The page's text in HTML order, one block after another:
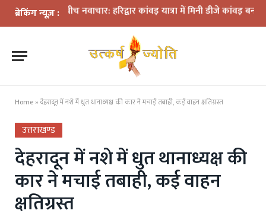
ब्रेकिंग न्यूज़ :
के बीच नवाचार: हरिद्वार कांवड़ यात्रा में मिनी डीजे कांवड़ बना आकर्षण
Home »देहरादून में नशे में धुत थानाध्यक्ष की कार ने मचाई तबाही, कई वाहन क्षतिग्रस्त
उत्तराखण्ड
देहरादून में नशे में धुत थानाध्यक्ष की
कार ने मचाई तबाही, कई वाहन
क्षतिग्रस्त